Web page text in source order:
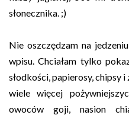
słonecznika. ;)
Nie oszczędzam na
wpisu. Chciałam tylko
słodkości, papierosy, chipsy
wiele więcej
owoców goji, nasion